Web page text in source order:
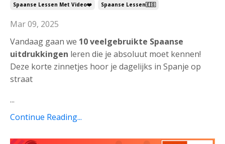
Spaanse Lessen Met Video❤️ Spaanse Lessen🇪🇸
Mar 09, 2025
Vandaag gaan we 10 veelgebruikte Spaanse
uitdrukkingen leren die je absoluut moet kennen!
Deze korte zinnetjes hoor je dagelijks in Spanje op
straat
...
Continue Reading...